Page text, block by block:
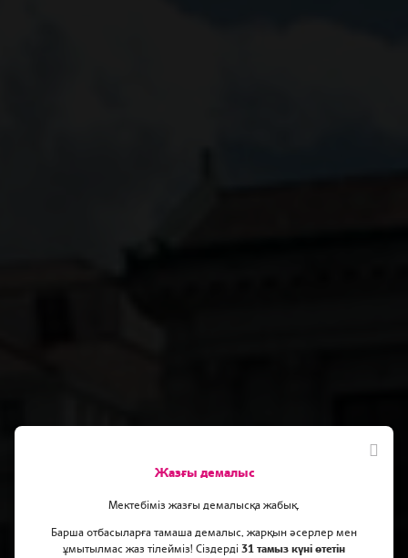
Жазғы демалыс
Мектебіміз жазғы демалысқа жабық.
Барша отбасыларға тамаша демалыс, жарқын әсерлер мен
ұмытылмас жаз тілейміз! Сіздерді 31 тамыз күні өтетін